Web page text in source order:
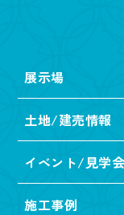
展示場
土地/建売情報
イベント/見学会
施工事例